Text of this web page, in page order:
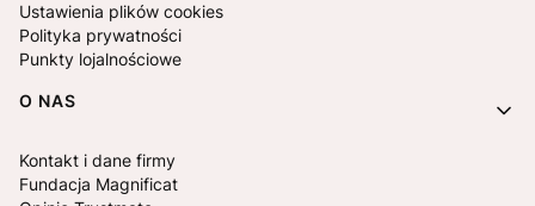
Ustawienia plików cookies
Polityka prywatności
Punkty lojalnościowe
O NAS
Kontakt i dane firmy
Fundacja Magnificat